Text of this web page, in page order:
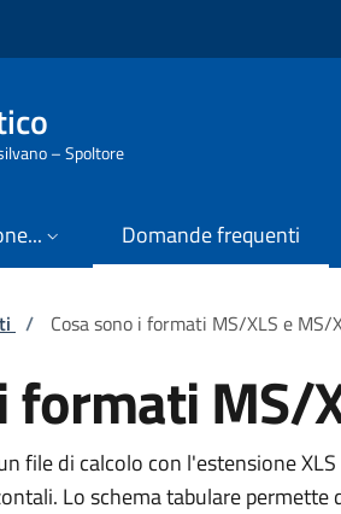
– Spoltore
Domande frequenti
/ Cosa sono i formati MS/XLS e MS/
formati MS/
file di calcolo con l'estensione
Lo schema tabulare